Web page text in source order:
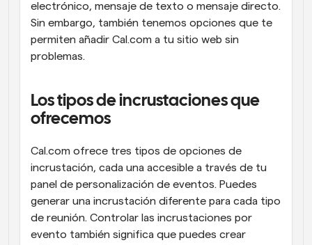
Webhooks
Recibe notificaciones cuando ocurra algo
electrónico, mensaje de texto o mensaje directo.
Sin embargo, también tenemos opciones que te
permiten añadir Cal.com a tu sitio web sin
problemas.
Los tipos de incrustaciones que
ofrecemos
Cal.com ofrece tres tipos de opciones de
incrustación, cada una accesible a través de tu
panel de personalización de eventos. Puedes
generar una incrustación diferente para cada tipo
de reunión. Controlar las incrustaciones por
evento también significa que puedes crear